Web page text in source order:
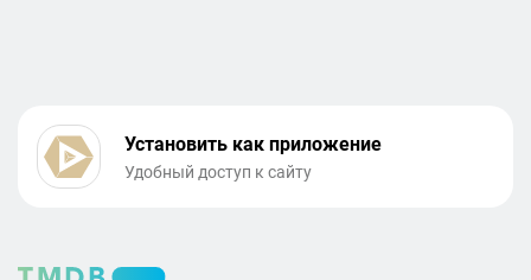
Установить как приложение
Удобный доступ к сайту